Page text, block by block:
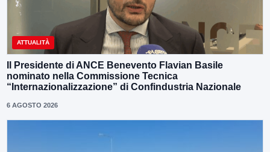
ATTUALITÀ
Il Presidente di ANCE Benevento Flavian Basile
nominato nella Commissione Tecnica
“Internazionalizzazione” di Confindustria Nazionale
6 AGOSTO 2026